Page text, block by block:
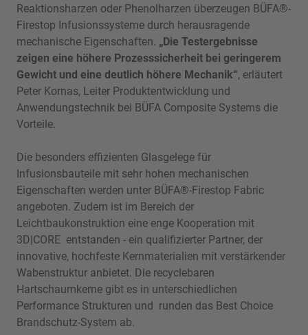
Reaktionsharzen oder Phenolharzen überzeugen BÜFA®-
Firestop Infusionssysteme durch herausragende
mechanische Eigenschaften. „Die Testergebnisse
zeigen eine höhere Prozesssicherheit bei geringerem
Gewicht und eine deutlich höhere Mechanik“, erläutert
Peter Kornas, Leiter Produktentwicklung und
Anwendungstechnik bei BÜFA Composite Systems die
Vorteile.
Die besonders effizienten Glasgelege für
Infusionsbauteile mit sehr hohen mechanischen
Eigenschaften werden unter BÜFA®-Firestop Fabric
angeboten. Zudem ist im Bereich der
Leichtbaukonstruktion eine enge Kooperation mit
3D|CORE entstanden - ein qualifizierter Partner, der
innovative, hochfeste Kernmaterialien mit verstärkender
Wabenstruktur anbietet. Die recyclebaren
Hartschaumkerne gibt es in unterschiedlichen
Performance Strukturen und runden das Best Choice
Brandschutz-System ab.